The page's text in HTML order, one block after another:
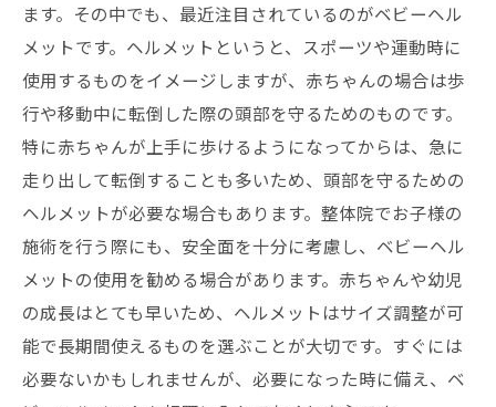
ます。その中でも、最近注目されているのがベビーヘル
メットです。ヘルメットというと、スポーツや運動時に
使用するものをイメージしますが、赤ちゃんの場合は歩
行や移動中に転倒した際の頭部を守るためのものです。
特に赤ちゃんが上手に歩けるようになってからは、急に
走り出して転倒することも多いため、頭部を守るための
ヘルメットが必要な場合もあります。整体院でお子様の
施術を行う際にも、安全面を十分に考慮し、ベビーヘル
メットの使用を勧める場合があります。赤ちゃんや幼児
の成長はとても早いため、ヘルメットはサイズ調整が可
能で長期間使えるものを選ぶことが大切です。すぐには
必要ないかもしれませんが、必要になった時に備え、ベ